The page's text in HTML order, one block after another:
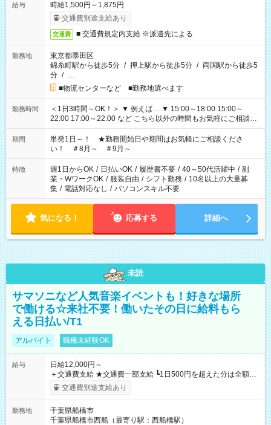
給与
時給1,500円～1,875円
交通費別途支給あり
交通費 ■ 交通費規定内支給 ※派遣先による
勤務地
東京都墨田区
錦糸町駅から徒歩5分 / 押上駅から徒歩5分 / 両国駅から徒歩5
分 / …
■物流センターなど ■勤務地選べます
勤務時間
＜1日3時間～OK！＞ ▼ 例えば… ▼ 15:00～18:00 15:00～
22:00 17:00～22:00 など こちら以外の時間もお気軽にご相談く
ださい！
期間
単発1日～！ ★勤務開始日や期間はお気軽にご相談くださ
い！ ＃8月～ ＃9月～
特徴 週1日からOK / 日払いOK / 履歴書不要 / 40～50代活躍中 / 副
業・WワークOK / 服装自由 / シフト勤務 / 10名以上の大量募
集 / 電話対応なし / パソコンスキル不要
気になる！ 応募する 詳細へ
未読
サマソニなど人気音楽イベントも！好きな場所
で働ける☆来社不要！働いたその日に給料もら
える日払い/T1
アルバイト 職種未経験OK
給与
日給12,000円～
＋交通費支給 ★交通費一部支給 ┗1日500円を超えた分は全額支
給！ ※往復500円以内の方は自己負担となります ★日払いOK！
（規定あり） ┗働いたその日に現金GET♪ お仕事後はコンビニ
なし
交通費別途支給あり
勤務地
千葉県船橋市
千葉県船橋市西船（最寄り駅：西船橋駅）